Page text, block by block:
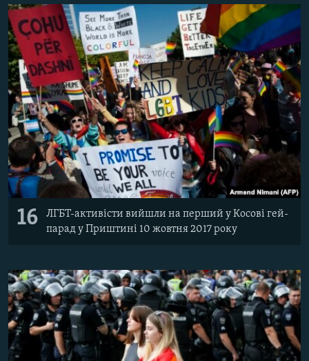
16
ЛГБТ-активісти вийшли на перший у Косові гей-
парад у Приштині 10 жовтня 2017 року